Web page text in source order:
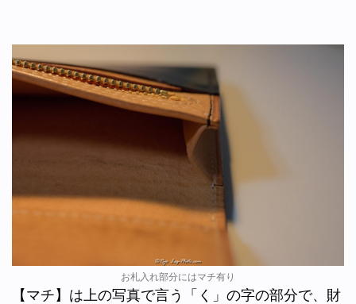
お札入れ部分にはマチ有り
【マチ】は上の写真で言う「く」の字の部分で、財